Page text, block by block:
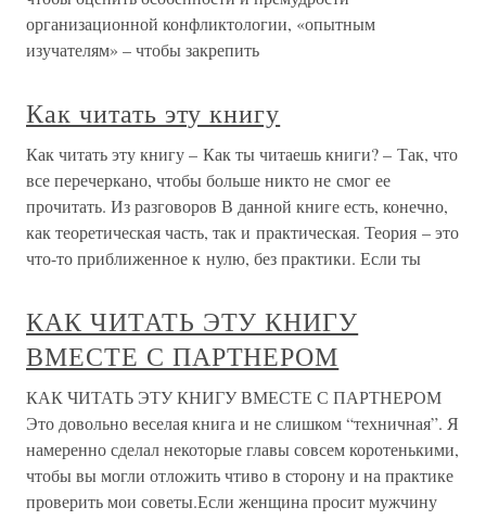
организационной конфликтологии, «опытным
изучателям» – чтобы закрепить
Как читать эту книгу
Как читать эту книгу – Как ты читаешь книги? – Так, что
все перечеркано, чтобы больше никто не смог ее
прочитать. Из разговоров В данной книге есть, конечно,
как теоретическая часть, так и практическая. Теория – это
что-то приближенное к нулю, без практики. Если ты
КАК ЧИТАТЬ ЭТУ КНИГУ
ВМЕСТЕ С ПАРТНЕРОМ
КАК ЧИТАТЬ ЭТУ КНИГУ ВМЕСТЕ С ПАРТНЕРОМ
Это довольно веселая книга и не слишком “техничная”. Я
намеренно сделал некоторые главы совсем коротенькими,
чтобы вы могли отложить чтиво в сторону и на практике
проверить мои советы.Если женщина просит мужчину